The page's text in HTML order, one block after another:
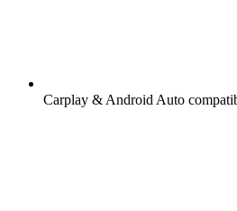
Carplay & Android Auto